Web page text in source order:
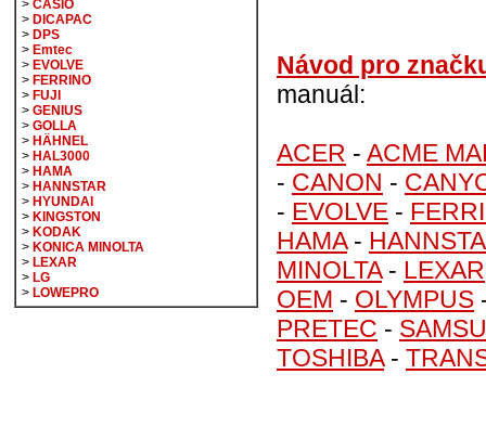
Návod pro
manuál:
ACER - ACME
- CANON -
- EVOLVE -
HAMA-
MINOLTA- LEXAR
OEM - OLYMPUS
PRETEC -
TOSHIBA-
> CASIO
> DICAPAC
> DPS
> Emtec
> EVOLVE
> FERRINO
> FUJI
> GENIUS
> GOLLA
> HÄHNEL
> HAL3000
> HAMA
> HANNSTAR
> HYUNDAI
> KINGSTON
> KODAK
> KONICA MINOLTA
> LEXAR
> LG
> LOWEPRO